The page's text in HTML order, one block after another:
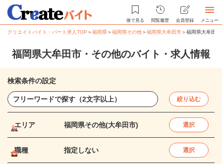
後で見る 閲覧履歴 会員登録 メニュー
クリエイトバイト・パート求人TOP ＞福岡県＞福岡県その他＞福岡県大牟田市＞福岡県大牟田
福岡県大牟田市・その他のバイト・求人情報
検索条件の設定
絞り込む
エリア 福岡県その他(大牟田市) 選択
職種 指定しない 選択